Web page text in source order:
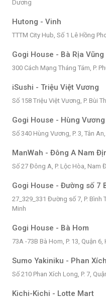
Dương
Hutong - Vinh
TTTM City Hub, Số 1 Lê Hồng
Gogi House - Bà Rịa Vũng
300 Cách Mạng Tháng Tám, P.
iSushi - Triệu Việt Vương
Số 158 Triệu Việt Vương, P. Bùi
Gogi House - Hùng
Số 340 Hùng Vương, P. 3, Tân
ManWah - Đông A Nam
Số 27 Đông A, P. Lộc Hòa, Nam
Gogi House - Đường số 7
27_329_331 Đường số 7, P. Bình
Minh
Gogi House - Bà Hom
73A -73B Bà Hom, P. 13, Quận 6,
Sumo Yakiniku - Phan
Số 210 Phan Xích Long, P. 7,
Kichi-Kichi - Lotte Mart